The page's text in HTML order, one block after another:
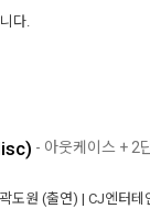
다.
- 아웃케이스 + 2
곽도원 (출연) | CJ엔터테